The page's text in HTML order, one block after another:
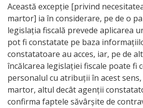
Această excepție [privind
martor] ia în considerare, pe de o
legislația fiscală prevede aplicarea
pot fi constatate pe baza
constatatoare au acces, iar, pe de
încălcarea legislației fiscale poate fi
personalul cu atribuții în acest
martor, altul decât agenții
confirma faptele săvârșite de